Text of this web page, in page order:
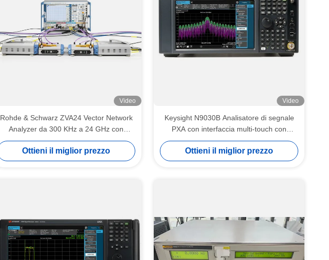
Video
Rohde & Schwarz ZVA24 Vector Network
Analyzer da 300 KHz a 24 GHz con
concetto multiporto e alta velocità di
misura
Ottieni il miglior prezzo
Video
Keysight N9030B Analisatore di segnale
PXA con interfaccia multi-touch con
larghezza di banda di analisi da 2 Hz a 50
GHz
Ottieni il miglior prezzo